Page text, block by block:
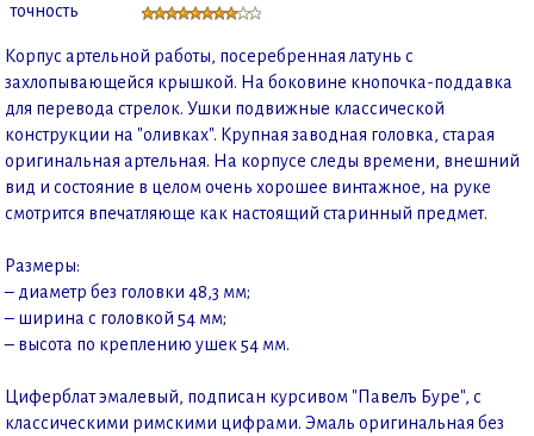
точность
Корпус артельной работы, посеребренная латунь с
захлопывающейся крышкой. На боковине кнопочка-поддавка
для перевода стрелок. Ушки подвижные классической
конструкции на "оливках". Крупная заводная головка, старая
оригинальная артельная. На корпусе следы времени, внешний
вид и состояние в целом очень хорошее винтажное, на руке
смотрится впечатляюще как настоящий старинный предмет.
Размеры:
– диаметр без головки 48,3 мм;
– ширина с головкой 54 мм;
– высота по креплению ушек 54 мм.
Циферблат эмалевый, подписан курсивом "Павелъ Буре", с
классическими римскими цифрами. Эмаль оригинальная без